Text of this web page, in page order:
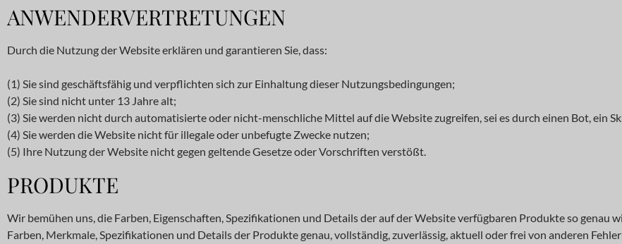
ANWENDERVERTRETUNGEN
Durch die Nutzung der Website erklären und garantieren Sie, dass:
(1) Sie sind geschäftsfähig und verpflichten sich zur Einhaltung dieser Nutzungsbedingungen;
(2) Sie sind nicht unter 13 Jahre alt;
(3) Sie werden nicht durch automatisierte oder nicht-menschliche Mittel auf die Website zugreifen, sei es durch einen Bot, ein
(4) Sie werden die Website nicht für illegale oder unbefugte Zwecke nutzen;
(5) Ihre Nutzung der Website nicht gegen geltende Gesetze oder Vorschriften verstößt.
PRODUKTE
Wir bemühen uns, die Farben, Eigenschaften, Spezifikationen und Details der auf der Website verfügbaren Produkte so genau
Farben, Merkmale, Spezifikationen und Details der Produkte genau, vollständig, zuverlässig, aktuell oder frei von anderen